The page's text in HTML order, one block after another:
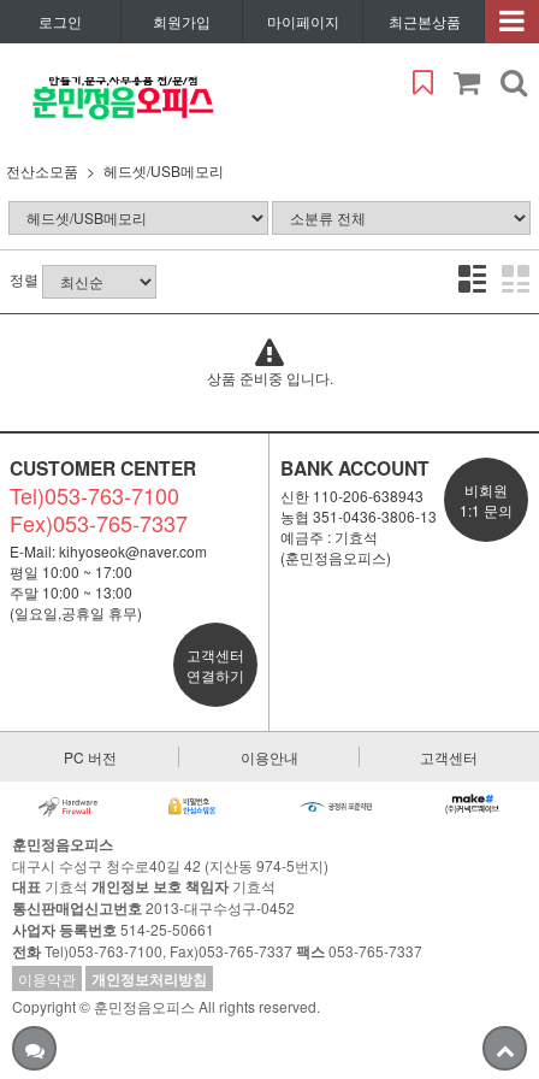
로그인 회원가입 마이페이지 최근본상품
전산소모품 헤드셋/USB메모리
정렬
상품 준비중 입니다.
CUSTOMER CENTER
Tel)053-763-7100
Fex)053-765-7337
E-Mail:kihyoseok@naver.com
평일 10:00 ~ 17:00
주말 10:00 ~ 13:00
(일요일,공휴일 휴무)
고객센터
연결하기
BANK ACCOUNT
신한 110-206-638943
농협 351-0436-3806-13
예금주 : 기효석
(훈민정음오피스)
비회원
1:1 문의
PC 버전 이용안내 고객센터
훈민정음오피스
대구시 수성구 청수로40길 42 (지산동 974-5번지)
대표 기효석 개인정보 보호 책임자기효석
통신판매업신고번호2013-대구수성구-0452
사업자 등록번호514-25-50661
전화Tel)053-763-7100, Fax)053-765-7337팩스053-765-7337
이용약관
개인정보처리방침
Copyright © 훈민정음오피스 All rights reserved.